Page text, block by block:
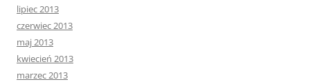
lipiec 2013
czerwiec 2013
maj 2013
kwiecień 2013
marzec 2013